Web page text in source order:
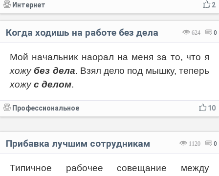
2
Интернет
624 0
Когда ходишь на работе без дела
Мой начальник наорал на меня за то, что я
хожубез дела. Взял дело под мышку, теперь
хожус делом.
10
Профессиональное
1120 0
Прибавка лучшим сотрудникам
Типичное рабочее совещание между